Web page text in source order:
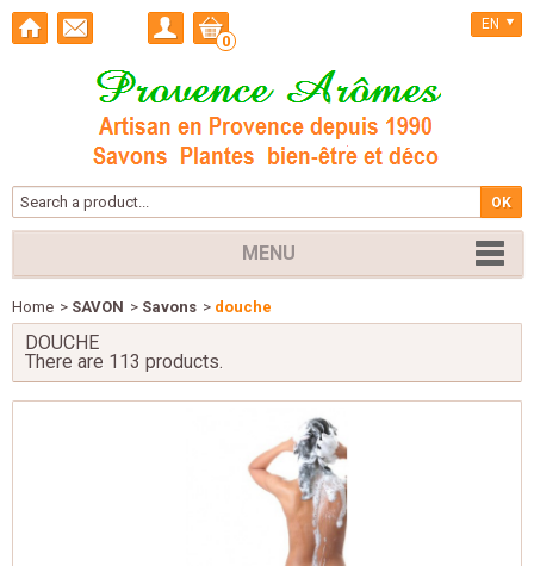
0
EN
MENU
Home > SAVON > Savons > douche
DOUCHE
There are 113 products.